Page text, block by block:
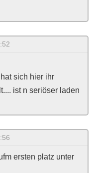
sich hier ihr
ist n seriöser laden
ersten platz unter